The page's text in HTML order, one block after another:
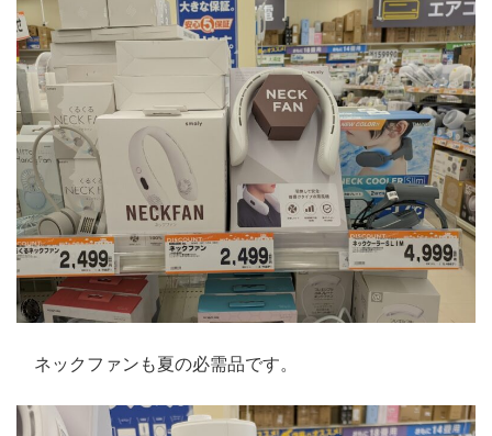
ネックファンも夏の必需品です。